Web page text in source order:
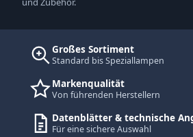
Großes Sortiment
Standard bis Speziallampen
Markenqualität
Von führenden Herstellern
Datenblätter & technische
Für eine sichere Auswahl